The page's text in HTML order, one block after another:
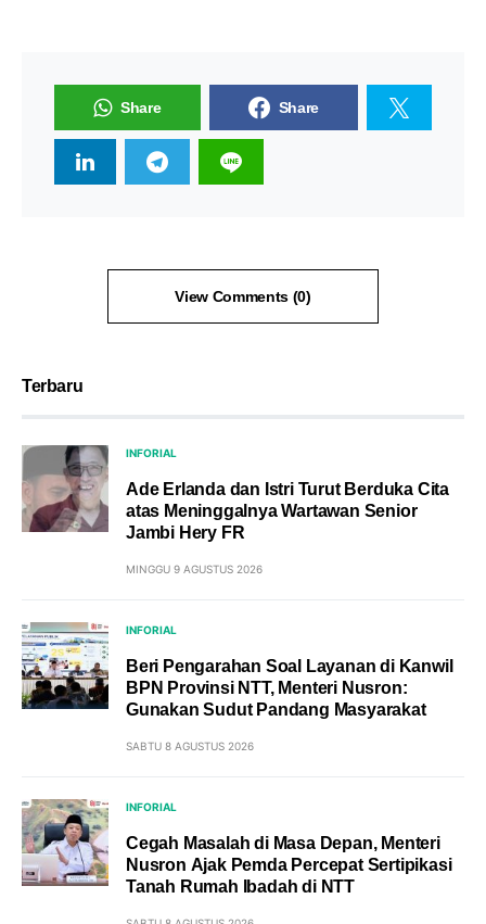
Share Share
View Comments (0)
Terbaru
INFORIAL
Ade Erlanda dan Istri Turut Berduka Cita
atas Meninggalnya Wartawan Senior
Jambi Hery FR
MINGGU 9 AGUSTUS 2026
INFORIAL
Beri Pengarahan Soal Layanan di Kanwil
BPN Provinsi NTT, Menteri Nusron:
Gunakan Sudut Pandang Masyarakat
SABTU 8 AGUSTUS 2026
INFORIAL
Cegah Masalah di Masa Depan, Menteri
Nusron Ajak Pemda Percepat Sertipikasi
Tanah Rumah Ibadah di NTT